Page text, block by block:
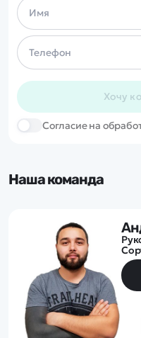
Хочу
Cогласие на
Наша команда